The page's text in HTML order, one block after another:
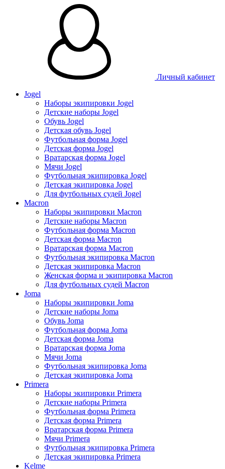
Личный кабинет
Jogel
Наборы экипировки Jogel
Детские наборы Jogel
Обувь Jogel
Детская обувь Jogel
Футбольная форма Jogel
Детская форма Jogel
Вратарская форма Jogel
Мячи Jogel
Футбольная экипировка Jogel
Детская экипировка Jogel
Для футбольных судей Jogel
Macron
Наборы экипировки Macron
Детские наборы Macron
Футбольная форма Macron
Детская форма Macron
Вратарская форма Macron
Футбольная экипировка Macron
Детская экипировка Macron
Женская форма и экипировка Macron
Для футбольных судей Macron
Joma
Наборы экипировки Joma
Детские наборы Joma
Обувь Joma
Футбольная форма Joma
Детская форма Joma
Вратарская форма Joma
Мячи Joma
Футбольная экипировка Joma
Детская экипировка Joma
Primera
Наборы экипировки Primera
Детские наборы Primera
Футбольная форма Primera
Детская форма Primera
Вратарская форма Primera
Мячи Primera
Футбольная экипировка Primera
Детская экипировка Primera
Kelme